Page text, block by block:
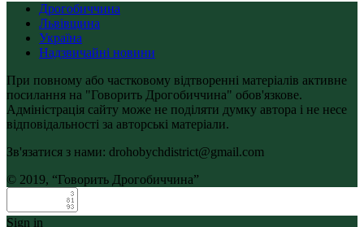
Дрогобиччина
Львівщина
Україна
Надзвичайні новини
При повному або частковому відтворенні матеріалів активне
посилання на "Говорить Дрогобиччина" обов'язкове.
Адміністрація сайту може не поділяти думку автора і не несе
відповідальності за авторські матеріали.
Зв'язатися з нами: drohobychdistrict@gmail.com
© 2019, “Говорить Дрогобиччина”
Sign in